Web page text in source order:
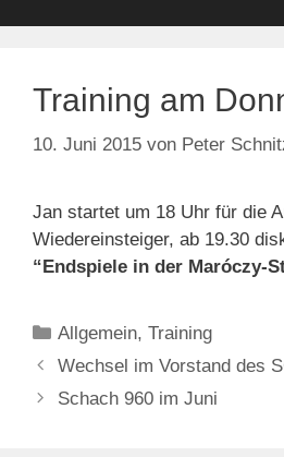
Training am
10. Juni 2015 von Peter
Jan startet um 18 Uhr für die
Wiedereinsteiger, ab 19.30
“Endspiele in der Maróczy-
Kategorien
Allgemein,Training
Wechsel im Vorstand des
Schach 960 im Juni